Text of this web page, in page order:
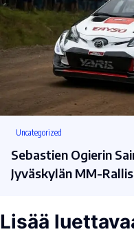
Uncategorized
Sebastien Ogierin
Jyväskylän MM-
Lisää